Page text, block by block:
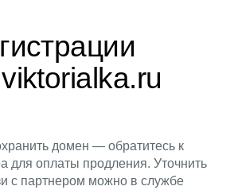
домен — обратитесь к
для оплаты продления. Уточнить
с партнером можно в службе